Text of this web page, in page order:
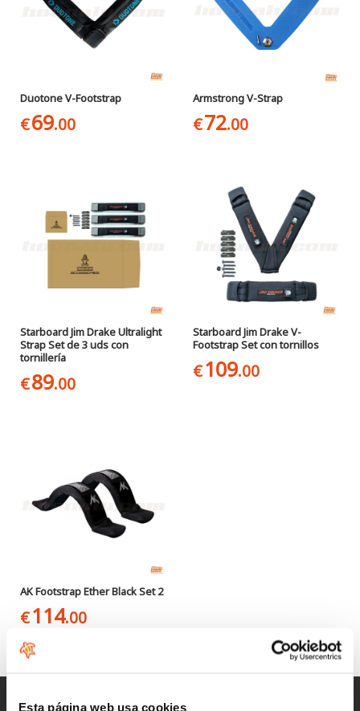
Esta página web usa cookies
Duotone V-Footstrap
€69.00
Armstrong V-Strap
€72.00
Starboard Jim Drake Ultralight
Strap Set de 3 uds con
tornillería
€89.00
Starboard Jim Drake V-
Footstrap Set con tornillos
€109.00
AK Footstrap Ether Black Set 2
€114.00